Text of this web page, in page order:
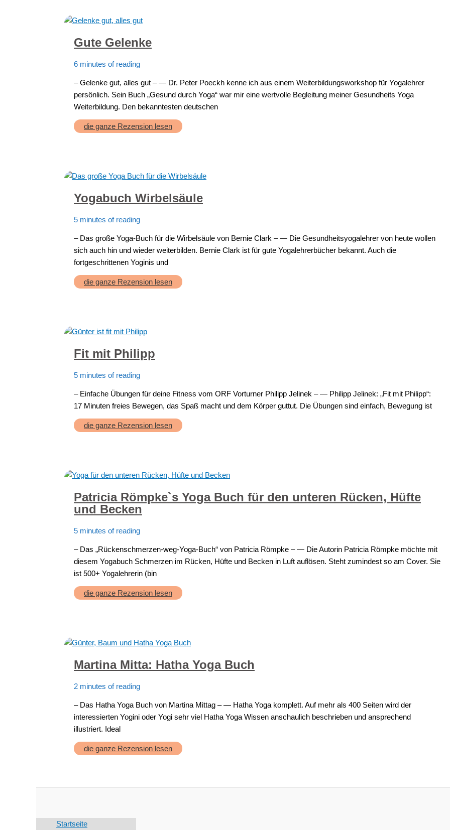
Gute Gelenke
6 minutes of reading
– Gelenke gut, alles gut – — Dr. Peter Poeckh kenne ich aus einem Weiterbildungsworkshop für Yogalehrer
persönlich. Sein Buch „Gesund durch Yoga“ war mir eine wertvolle Begleitung meiner Gesundheits Yoga
Weiterbildung. Den bekanntesten deutschen
Gute
Gelenke
die ganze Rezension lesen
Yogabuch Wirbelsäule
5 minutes of reading
– Das große Yoga-Buch für die Wirbelsäule von Bernie Clark – — Die Gesundheitsyogalehrer von heute wollen
sich auch hin und wieder weiterbilden. Bernie Clark ist für gute Yogalehrerbücher bekannt. Auch die
fortgeschrittenen Yoginis und
Yogabuch
Wirbelsäule
die ganze Rezension lesen
Fit mit Philipp
5 minutes of reading
– Einfache Übungen für deine Fitness vom ORF Vorturner Philipp Jelinek – — Philipp Jelinek: „Fit mit Philipp“:
17 Minuten freies Bewegen, das Spaß macht und dem Körper guttut. Die Übungen sind einfach, Bewegung ist
Fit
mit
die ganze Rezension lesen
Patricia Römpke`s Yoga Buch für den unteren Rücken, Hüfte
und Becken
5 minutes of reading
– Das „Rückenschmerzen-weg-Yoga-Buch“ von Patricia Römpke – — Die Autorin Patricia Römpke möchte mit
diesem Yogabuch Schmerzen im Rücken, Hüfte und Becken in Luft auflösen. Steht zumindest so am Cover. Sie
ist 500+ Yogalehrerin (bin
Patricia
Römpke`s
Rücken,
Becken
die ganze Rezension lesen
Martina Mitta: Hatha Yoga Buch
2 minutes of reading
– Das Hatha Yoga Buch von Martina Mittag – — Hatha Yoga komplett. Auf mehr als 400 Seiten wird der
interessierten Yogini oder Yogi sehr viel Hatha Yoga Wissen anschaulich beschrieben und ansprechend
illustriert. Ideal
Martina
Mitta:
die ganze Rezension lesen
Startseite